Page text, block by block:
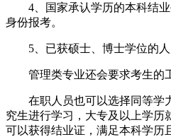
4、国家承认学历的本科结业
身份报考。
5、已获硕士、博士学位的人
管理类专业还会要求考生的工
在职人员也可以选择同等学
究生进行学习，大专及以上学历
可以获得结业证，满足本科学历